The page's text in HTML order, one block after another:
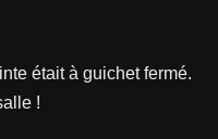
était à guichet fermé.
!